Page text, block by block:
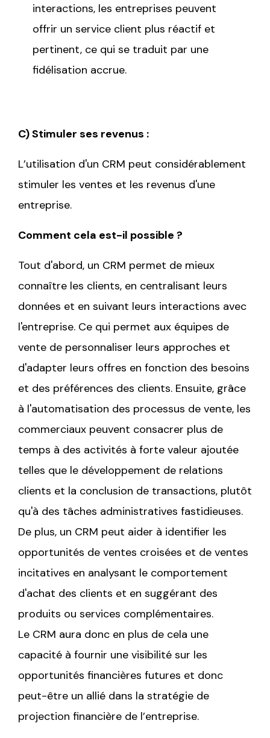
interactions, les entreprises peuvent
offrir un service client plus réactif et
pertinent, ce qui se traduit par une
fidélisation accrue.
C) Stimuler ses revenus :
L’utilisation d'un CRM peut considérablement
stimuler les ventes et les revenus d'une
entreprise.
Comment cela est-il possible ?
Tout d'abord, un CRM permet de mieux
connaître les clients, en centralisant leurs
données et en suivant leurs interactions avec
l'entreprise. Ce qui permet aux équipes de
vente de personnaliser leurs approches et
d'adapter leurs offres en fonction des besoins
et des préférences des clients. Ensuite, grâce
à l'automatisation des processus de vente, les
commerciaux peuvent consacrer plus de
temps à des activités à forte valeur ajoutée
telles que le développement de relations
clients et la conclusion de transactions, plutôt
qu'à des tâches administratives fastidieuses.
De plus, un CRM peut aider à identifier les
opportunités de ventes croisées et de ventes
incitatives en analysant le comportement
d'achat des clients et en suggérant des
produits ou services complémentaires.
Le CRM aura donc en plus de cela une
capacité à fournir une visibilité sur les
opportunités financières futures et donc
peut-être un allié dans la stratégie de
projection financière de l’entreprise.